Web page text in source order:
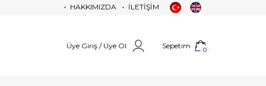
HAKKIMIZDA İLETİŞİM
Üye Giriş / Üye Ol Sepetim 0